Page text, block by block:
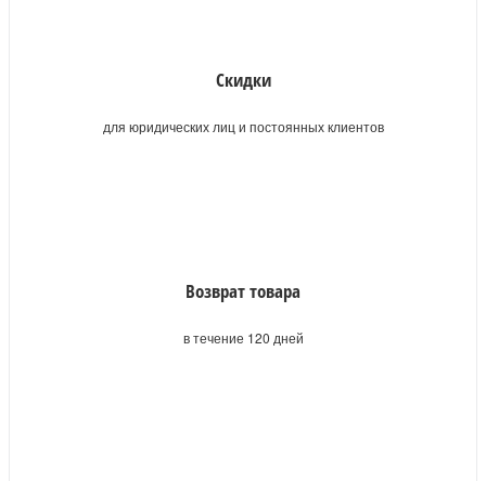
Скидки
для юридических лиц и постоянных клиентов
Возврат товара
в течение 120 дней